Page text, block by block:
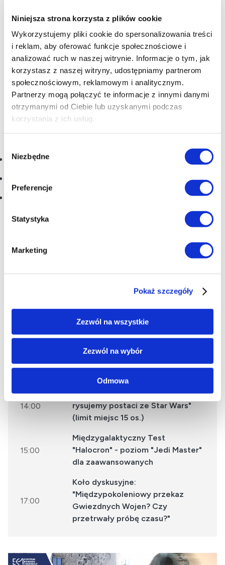
Niniejsza strona korzysta z plików cookie
Wykorzystujemy pliki cookie do spersonalizowania treści
i reklam, aby oferować funkcje społecznościowe i
analizować ruch w naszej witrynie. Informacje o tym, jak
korzystasz z naszej witryny, udostępniamy partnerom
społecznościowym, reklamowym i analitycznym.
Partnerzy mogą połączyć te informacje z innymi danymi
otrzymanymi od Ciebie lub uzyskanymi podczas
korzystania z ich usług.
zgody
Niezbędne
Preferencje
Statystyka
Marketing
Pokaż szczegóły
Zezwól na wszystkie
Zezwól na wybór
Odmowa
Wyjątkiem są warsztaty - ze względu na limit miejsc,
obowiązywać będą na nie bilety w cenie 10 zł.
Nagrody w quizieufundowało wydawnictwoEgmont
Polska - Partner Główny wydarzenia.
Strefa VR:Star Wars Squadrons, Droid Repair Bay, Beat
(Commodore 64), Return Of The Jedi (Atari)
Harmonogram wydarzenia
rysujemy postaci ze Star Wars"
(limit miejsc 15 os.)
13:00
Międzygalaktyczny Test
"Halocron" - poziom "Padawan" dla
14:00
warsztaty "Anatomia kosmitów -
rysujemy postaci ze Star Wars"
(limit miejsc 15 os.)
15:00
Międzygalaktyczny Test
"Halocron" - poziom "Jedi Master"
dla zaawansowanych
17:00
Koło dyskusyjne:
"Międzypokoleniowy przekaz
Gwiezdnych Wojen? Czy
przetrwały próbę czasu?"